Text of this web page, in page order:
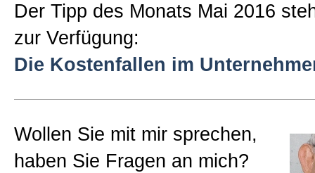
Newsletter
Sitemap
Der Tipp des Monats Mai 2016
zur Verfügung:
Die Kostenfallen im
Wollen Sie mit mir sprechen,
haben Sie Fragen an mich?